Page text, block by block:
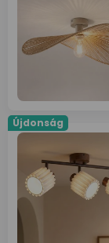
Újdonság